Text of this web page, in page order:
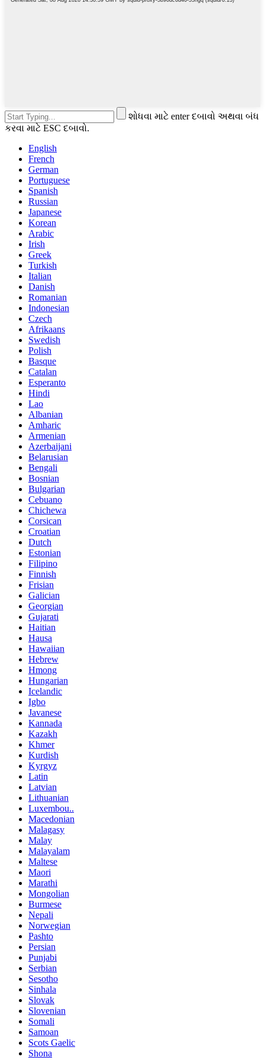
શોધવા માટે enter દબાવો અથવા બંધ
કરવા માટે ESC દબાવો.
English
French
German
Portuguese
Spanish
Russian
Japanese
Korean
Arabic
Irish
Greek
Turkish
Italian
Danish
Romanian
Indonesian
Czech
Afrikaans
Swedish
Polish
Basque
Catalan
Esperanto
Hindi
Lao
Albanian
Amharic
Armenian
Azerbaijani
Belarusian
Bengali
Bosnian
Bulgarian
Cebuano
Chichewa
Corsican
Croatian
Dutch
Estonian
Filipino
Finnish
Frisian
Galician
Georgian
Gujarati
Haitian
Hausa
Hawaiian
Hebrew
Hmong
Hungarian
Icelandic
Igbo
Javanese
Kannada
Kazakh
Khmer
Kurdish
Kyrgyz
Latin
Latvian
Lithuanian
Luxembou..
Macedonian
Malagasy
Malay
Malayalam
Maltese
Maori
Marathi
Mongolian
Burmese
Nepali
Norwegian
Pashto
Persian
Punjabi
Serbian
Sesotho
Sinhala
Slovak
Slovenian
Somali
Samoan
Scots Gaelic
Shona